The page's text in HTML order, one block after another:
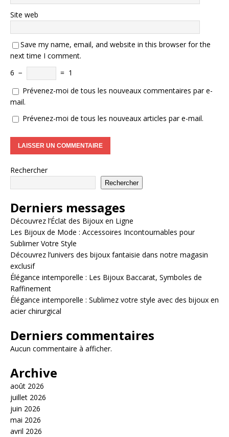
Site web
Save my name, email, and website in this browser for the
next time I comment.
6 − = 1
Prévenez-moi de tous les nouveaux commentaires par e-
mail.
Prévenez-moi de tous les nouveaux articles par e-mail.
Rechercher
Rechercher
Derniers messages
Découvrez l’Éclat des Bijoux en Ligne
Les Bijoux de Mode : Accessoires Incontournables pour
Sublimer Votre Style
Découvrez l’univers des bijoux fantaisie dans notre magasin
exclusif
Élégance intemporelle : Les Bijoux Baccarat, Symboles de
Raffinement
Élégance intemporelle : Sublimez votre style avec des bijoux en
acier chirurgical
Derniers commentaires
Aucun commentaire à afficher.
Archive
août 2026
juillet 2026
juin 2026
mai 2026
avril 2026